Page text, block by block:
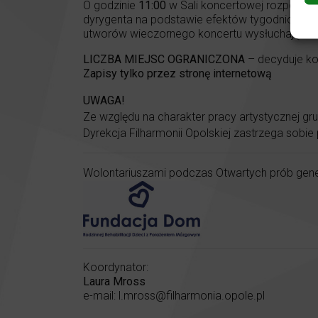
O godzinie 11:00 w Sali koncertowej
dyrygenta na podstawie efektów tygodniowej
utworów wieczornego koncertu wysłuchają
LICZBA MIEJSC OGRANICZONA – decyduje
Zapisy tylko przez stronę internetową
UWAGA!
Ze względu na charakter pracy artystycznej
Dyrekcja Filharmonii Opolskiej zastrzega
Wolontariuszami podczas Otwartych prób
Koordynator:
Laura Mross
e-mail: l.mross@filharmonia.opole.pl